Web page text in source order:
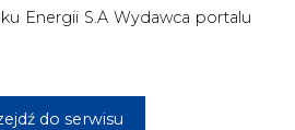
Energii S.A Wydawca portalu
do serwisu
narzędzi sztucznej inteligencji.
zgadza się na włączenie publikacji do